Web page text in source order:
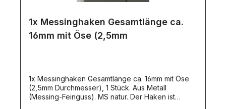
1x Messinghaken Gesamtlänge ca.
16mm mit Öse (2,5mm
1x Messinghaken Gesamtlänge ca. 16mm mit Öse
(2,5mm Durchmesser), 1 Stück. Aus Metall
(Messing-Feinguss). MS natur. Der Haken ist